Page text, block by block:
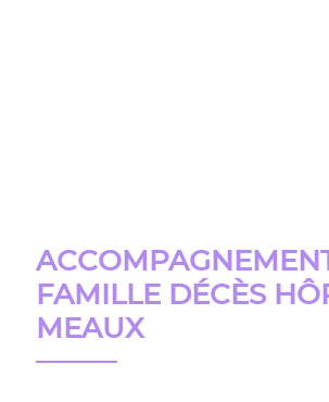
FAMILLE DÉCÈS
MEAUX